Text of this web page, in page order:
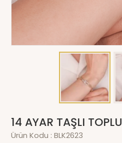
14 AYAR TAŞLI
Ürün Kodu :BLK2623